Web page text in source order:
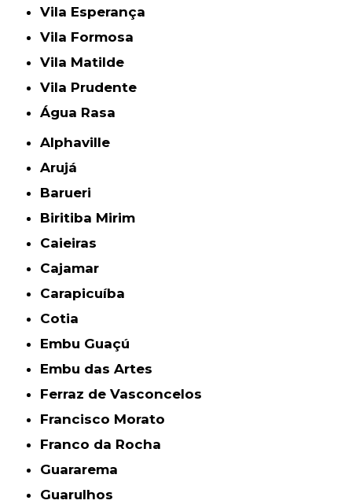
Vila Esperança
Vila Formosa
Vila Matilde
Vila Prudente
Água Rasa
Alphaville
Arujá
Barueri
Biritiba Mirim
Caieiras
Cajamar
Carapicuíba
Cotia
Embu Guaçú
Embu das Artes
Ferraz de Vasconcelos
Francisco Morato
Franco da Rocha
Guararema
Guarulhos